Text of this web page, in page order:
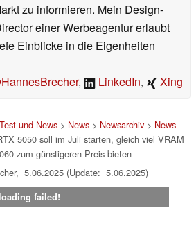
zu informieren. Mein Design-
einer Werbeagentur erlaubt
Einblicke in die Eigenheiten
, LinkedIn, Xing
und News> News> Newsarchiv> News
5050 soll im Juli starten, gleich viel VRAM
zum günstigeren Preis bieten
5.06.2025 (Update: 5.06.2025)
loading failed!